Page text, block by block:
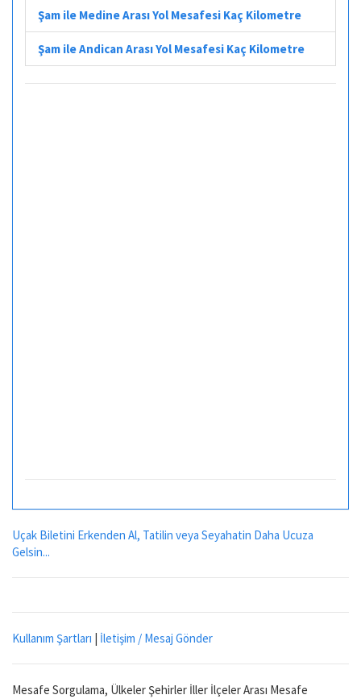
Şam ile Medine Arası Yol Mesafesi Kaç Kilometre
Şam ile Andican Arası Yol Mesafesi Kaç Kilometre
Uçak Biletini Erkenden Al, Tatilin veya Seyahatin Daha Ucuza
Gelsin...
Kullanım Şartları | İletişim / Mesaj Gönder
Mesafe Sorgulama, Ülkeler Şehirler İller İlçeler Arası Mesafe